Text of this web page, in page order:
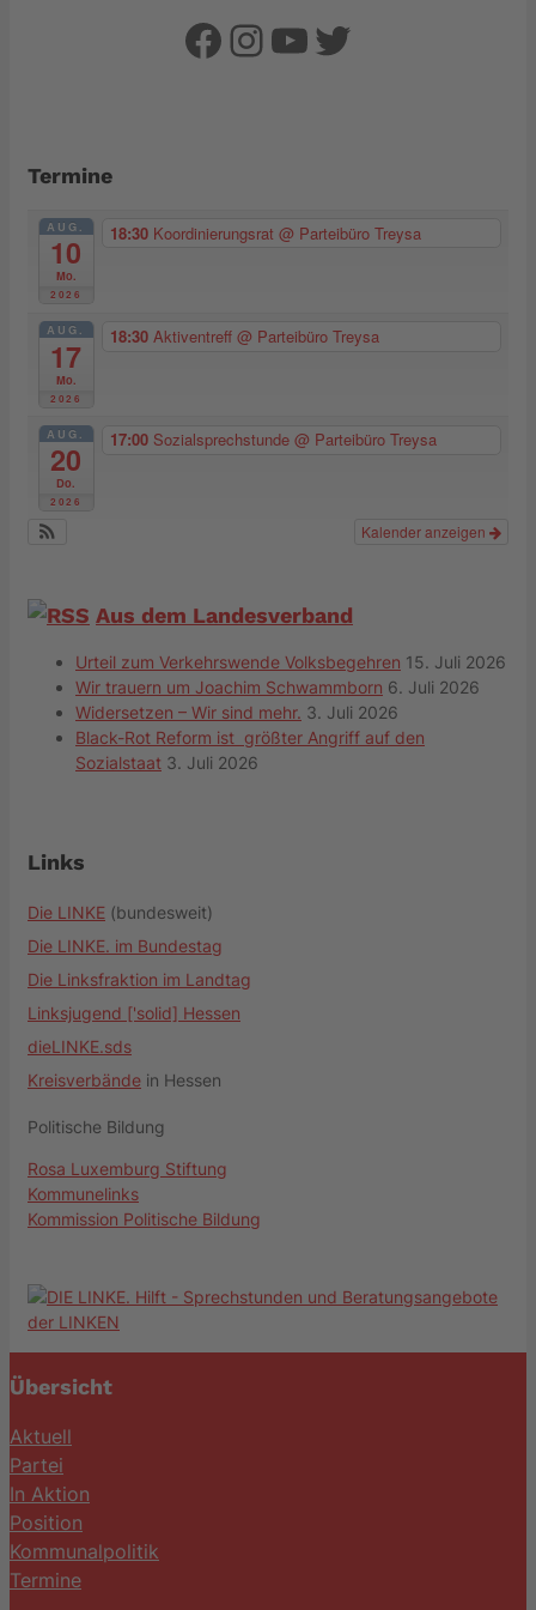
Facebook
Instagram
YouTube
Twitter
Termine
AUG.
10
Mo.
2026
18:30 Koordinierungsrat @ Parteibüro Treysa
AUG.
17
Mo.
2026
18:30 Aktiventreff @ Parteibüro Treysa
AUG.
20
Do.
2026
17:00 Sozialsprechstunde @ Parteibüro Treysa
Kalender anzeigen
Aus dem Landesverband
Urteil zum Verkehrswende Volksbegehren 15. Juli 2026
Wir trauern um Joachim Schwammborn 6. Juli 2026
Widersetzen – Wir sind mehr. 3. Juli 2026
Black-Rot Reform ist größter Angriff auf den
Sozialstaat 3. Juli 2026
Links
Die LINKE (bundesweit)
Die LINKE. im Bundestag
Die Linksfraktion im Landtag
Linksjugend ['solid] Hessen
dieLINKE.sds
Kreisverbände in Hessen
Politische Bildung
Rosa Luxemburg Stiftung
Kommunelinks
Kommission Politische Bildung
Übersicht
Aktuell
Partei
In Aktion
Position
Kommunalpolitik
Termine